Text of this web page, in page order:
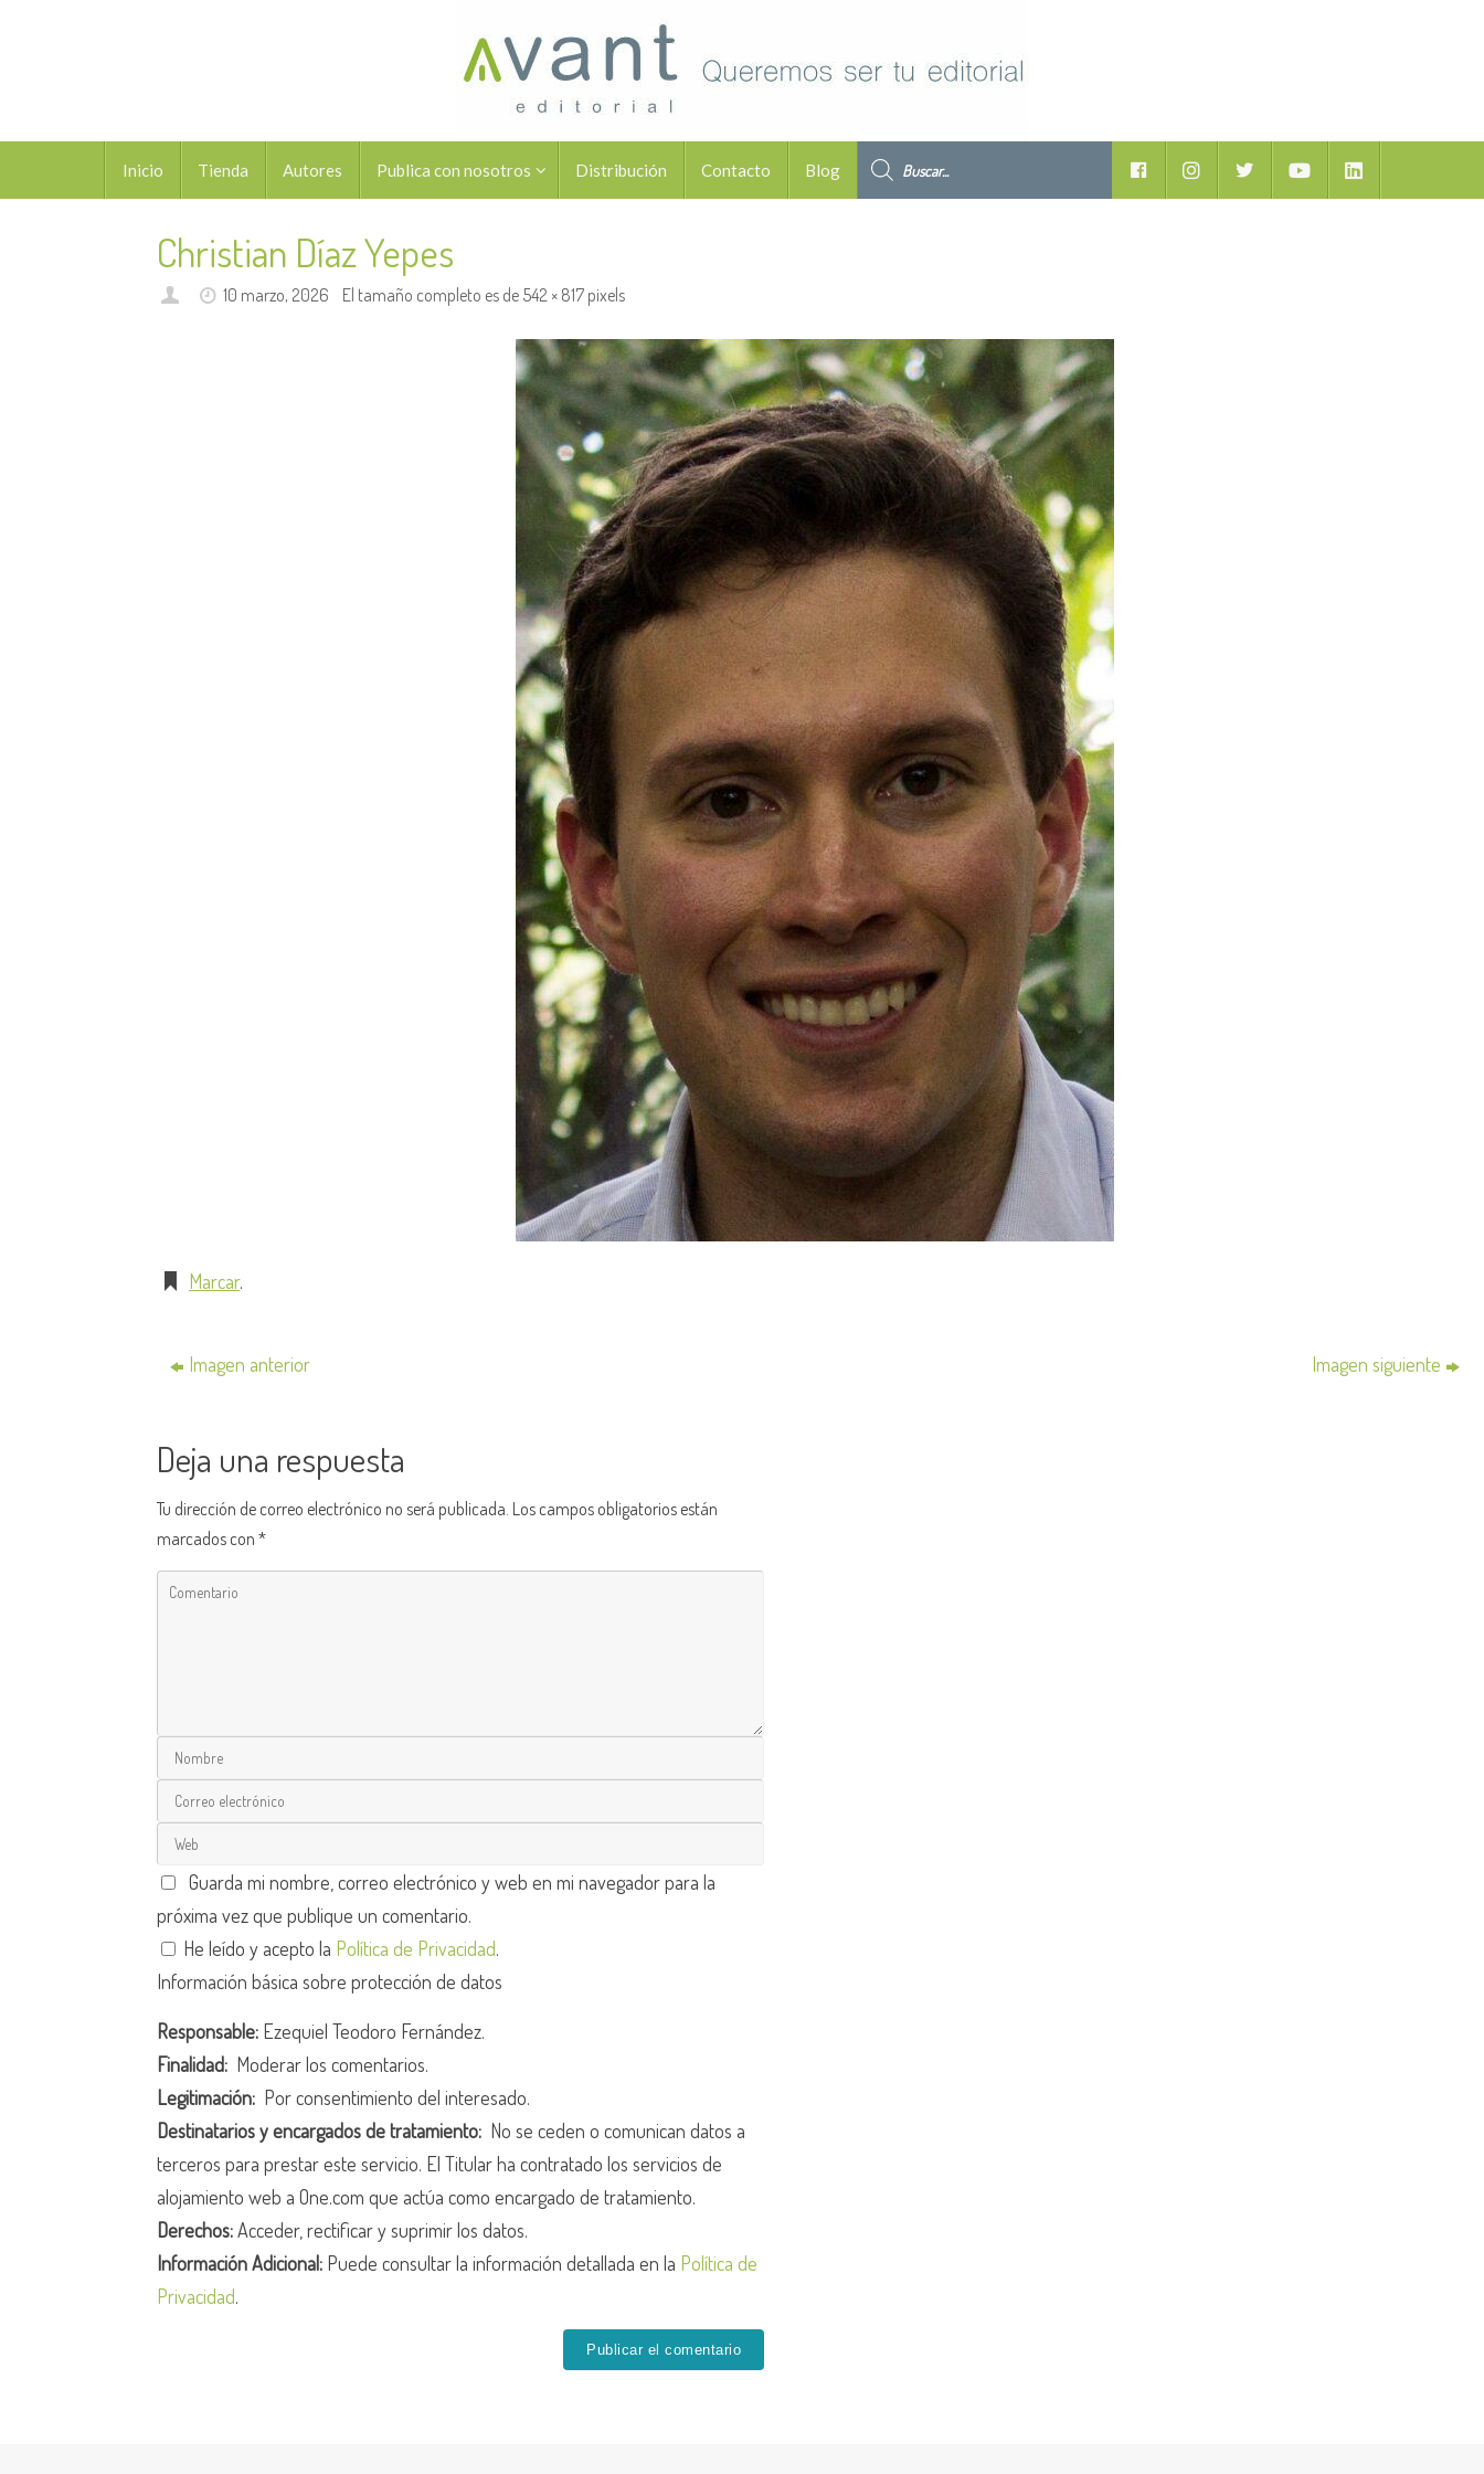
contenido
Inicio Tienda Autores Publica con nosotros Distribución Contacto Blog
Facebook YoutubeLinkedIn
Christian Díaz Yepes
10 marzo, 2026 El tamaño completo es de542 × 817pixels
Marcar.
Imagen anterior Imagen siguiente
Deja una respuesta
Tu dirección de correo electrónico no será publicada. Los campos obligatorios están
marcados con*
Guarda mi nombre, correo electrónico y web en mi navegador para la
próxima vez que publique un comentario.
He leído y acepto la Política de Privacidad.
Información básica sobre protección de datos
Responsable: Ezequiel Teodoro Fernández.
Finalidad: Moderar los comentarios.
Legitimación: Por consentimiento del interesado.
Destinatarios y encargados de tratamiento: No se ceden o comunican datos a
terceros para prestar este servicio. El Titular ha contratado los servicios de
alojamiento web a One.com que actúa como encargado de tratamiento.
Derechos:Acceder, rectificar y suprimir los datos.
Información Adicional: Puede consultar la información detallada en la Política de
Privacidad.